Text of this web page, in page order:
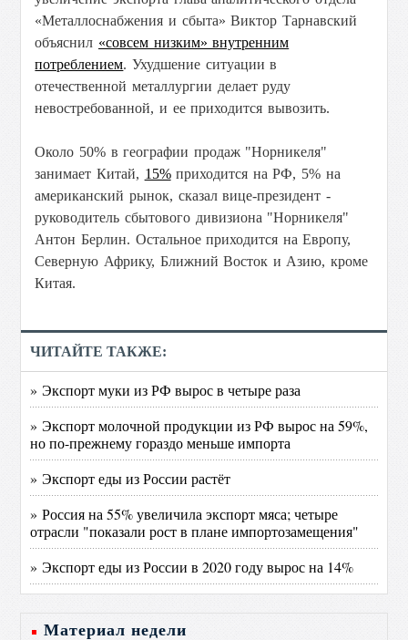
«Металлоснабжения и сбыта» Виктор Тарнавский
объяснил «совсем низким» внутренним
потреблением. Ухудшение ситуации в
отечественной металлургии делает руду
невостребованной, и ее приходится вывозить.
Около 50% в географии продаж "Норникеля"
занимает Китай, 15%приходится на РФ, 5% на
американский рынок, сказал вице-президент -
руководитель сбытового дивизиона "Норникеля"
Антон Берлин. Остальное приходится на Европу,
Северную Африку, Ближний Восток и Азию, кроме
Китая.
ЧИТАЙТЕ ТАКЖЕ:
» Экспорт муки из РФ вырос в четыре раза
» Экспорт молочной продукции из РФ вырос на 59%,
но по-прежнему гораздо меньше импорта
» Экспорт еды из России растёт
» Россия на 55% увеличила экспорт мяса; четыре
отрасли "показали рост в плане импортозамещения"
» Экспорт еды из России в 2020 году вырос на 14%
Материал недели